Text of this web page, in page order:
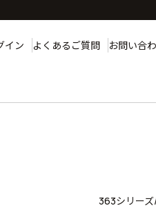
イン よくあるご質問 お問い合
363シリー